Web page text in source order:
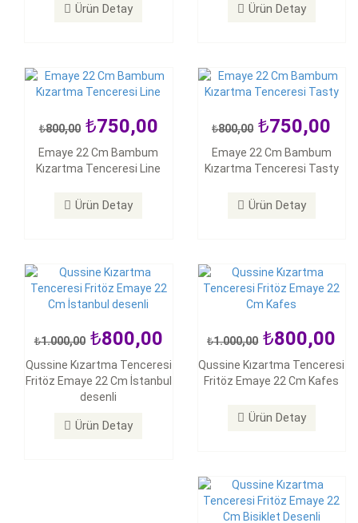
Ürün Detay Ürün Detay
800,00 750,00
Emaye 22 Cm Bambum
Kızartma Tenceresi Line
Ürün Detay
800,00 750,00
Emaye 22 Cm Bambum
Kızartma Tenceresi Tasty
Ürün Detay
1.000,00 800,00
Qussine Kızartma Tenceresi
Fritöz Emaye 22 Cm İstanbul
desenli
Ürün Detay
1.000,00 800,00
Qussine Kızartma Tenceresi
desenli
1.000,00 800,00
Qussine Kızartma Tenceresi
Fritöz Emaye 22 Cm Kafes
Ürün Detay
1.000,00 800,00
Qussine Kızartma Tenceresi
1.000,00 800,00
Qussine Kızartma Tenceresi
Desenli